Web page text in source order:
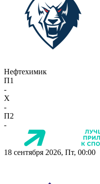
Нефтехимик
П1
-
X
-
П2
-
18 сентября 2026, Пт, 00:00